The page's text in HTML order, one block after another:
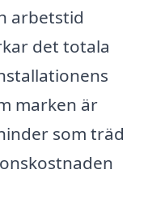
arbetstid
det totala
marken är
som träd